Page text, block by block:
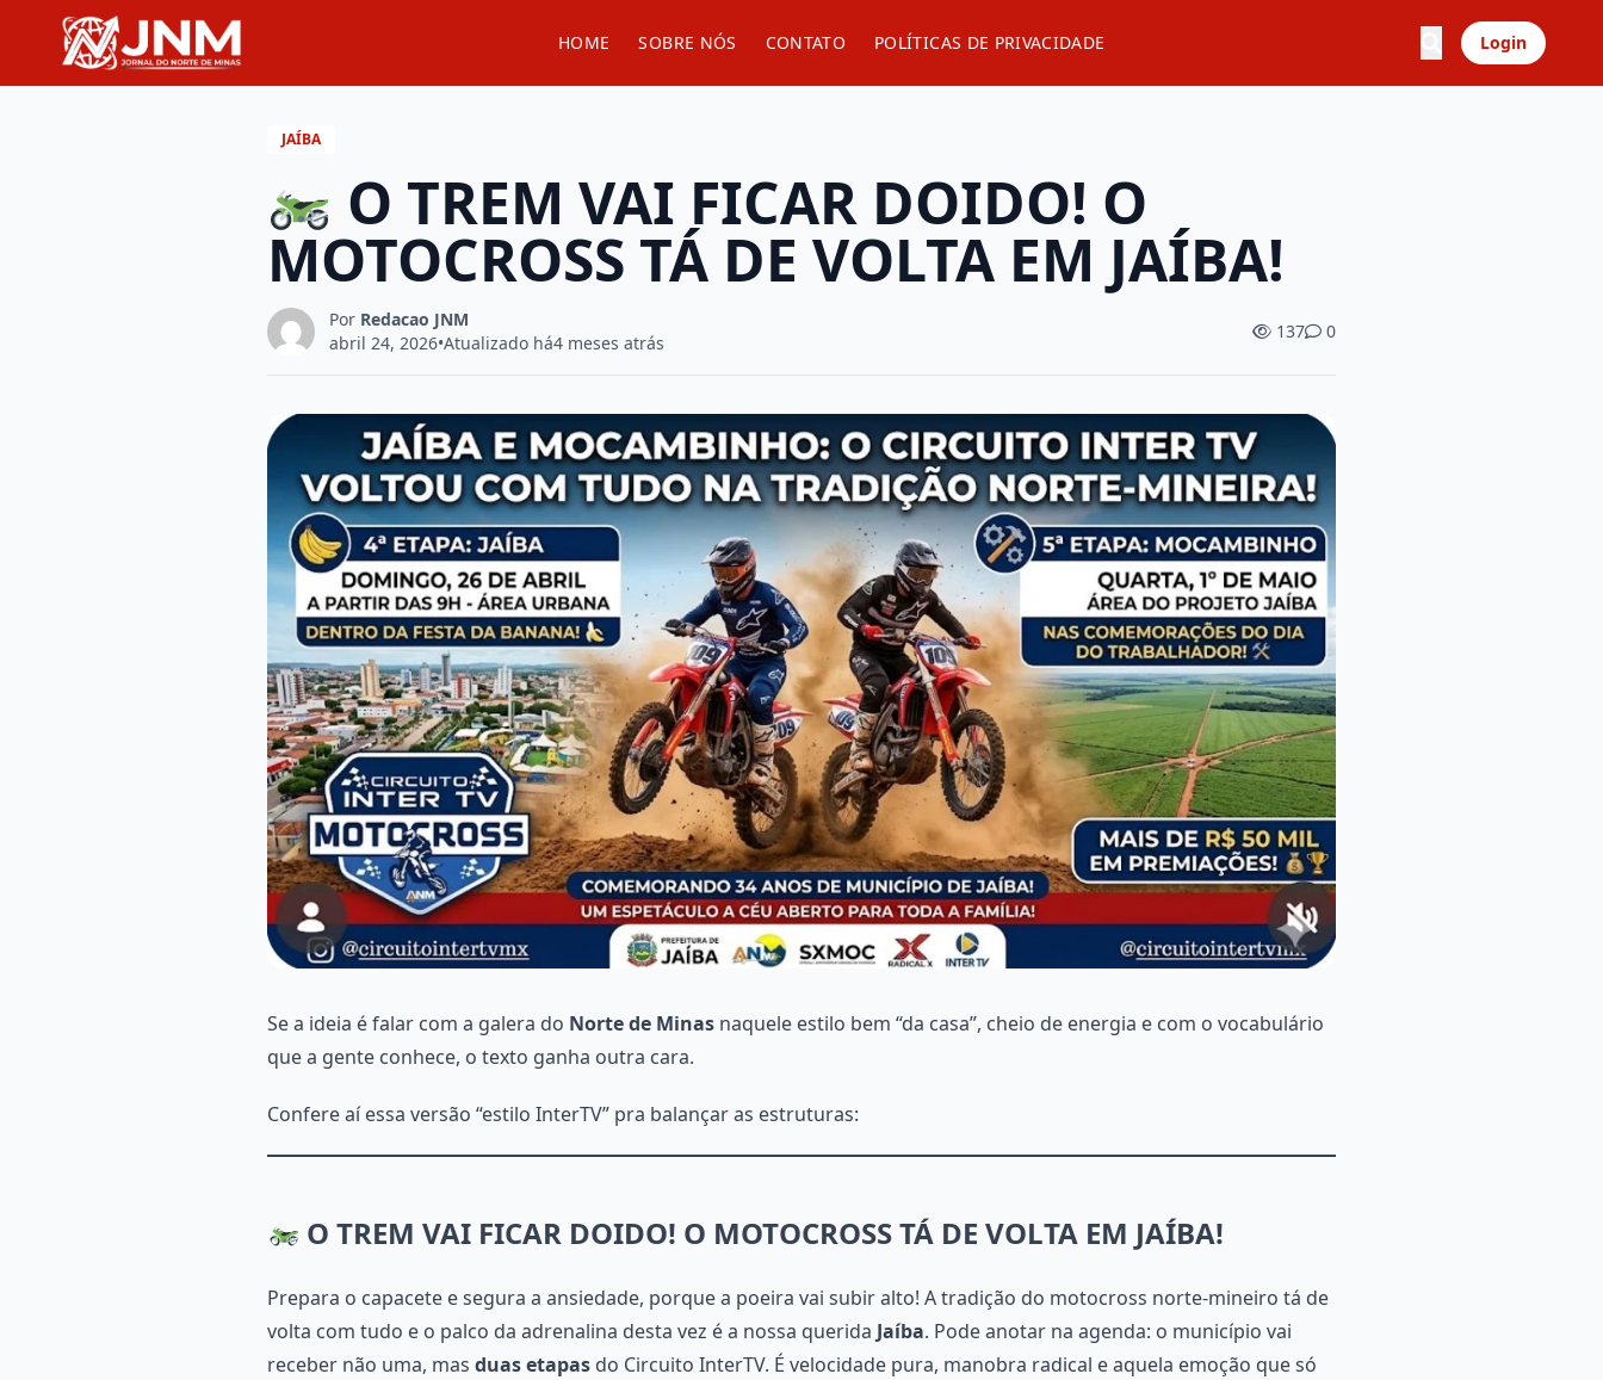
HOME SOBRE NÓS CONTATO POLÍTICAS DE PRIVACIDADE Login
JAÍBA
O TREM VAI FICAR DOIDO! O
MOTOCROSS TÁ DE VOLTA EM JAÍBA!
Por Redacao JNM
abril 24, 2026•Atualizado há4 meses atrás
137 0
Se a ideia é falar com a galera do Norte de Minas naquele estilo bem “da casa”, cheio de energia e com o vocabulário
que a gente conhece, o texto ganha outra cara.
Confere aí essa versão “estilo InterTV” pra balançar as estruturas:
O TREM VAI FICAR DOIDO! O MOTOCROSS TÁ DE VOLTA EM JAÍBA!
Prepara o capacete e segura a ansiedade, porque a poeira vai subir alto! A tradição do motocross norte-mineiro tá de
volta com tudo e o palco da adrenalina desta vez é a nossa querida Jaíba. Pode anotar na agenda: o município vai
receber não uma, mas duas etapas do Circuito InterTV. É velocidade pura, manobra radical e aquela emoção que só